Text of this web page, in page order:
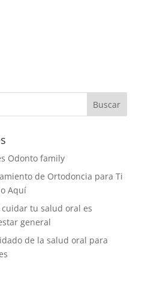
Odonto family
de Ortodoncia para Ti
Aquí
tu salud oral es
general
de la salud oral para